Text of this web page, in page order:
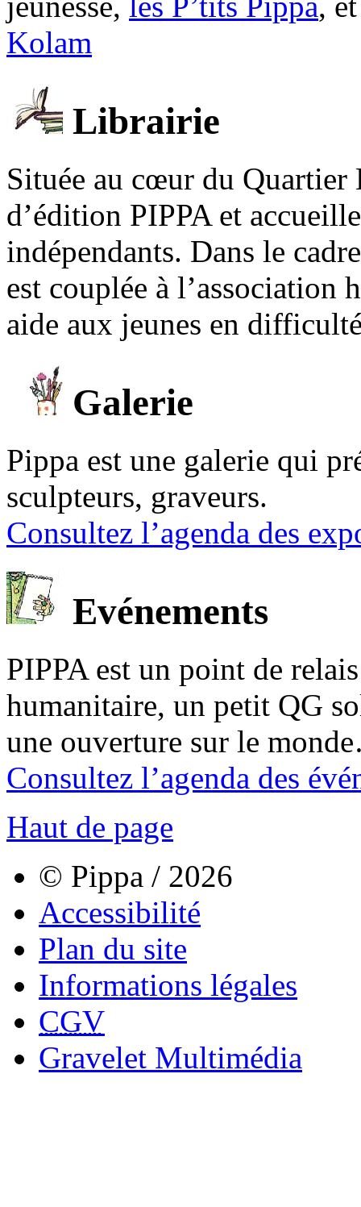
Kolam
Librairie
Située au cœur du Quartier
d’édition PIPPA et
indépendants. Dans le
est couplée à l’association
aide aux jeunes en
Galerie
Pippa est une galerie qui
sculpteurs, graveurs.
Consultez l’agenda des
Evénements
PIPPA est un point de
humanitaire, un petit QG
une ouverture sur le
Consultez l’agenda des
Haut de page
© Pippa / 2026
Accessibilité
Plan du site
Informations légales
CGV
Gravelet Multimédia